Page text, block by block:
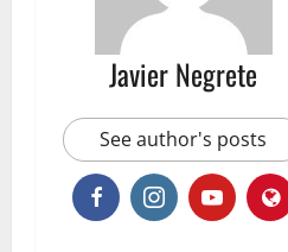
Javier Negrete
See author's posts